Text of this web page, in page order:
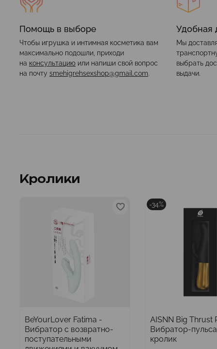
Помощь в выборе
Чтобы игрушка и интимная косметика вам
максимально подошли, приходи
на консультацию или напиши свой вопрос
на почту smehigrehsexshop@gmail.com.
Удобная
Мы
выбрать
выдачи.
Кролики
BeYourLover Fatima -
Вибратор с возвратно-
поступательными
-34%
AISNN Big Thrust
Вибратор-
кролик